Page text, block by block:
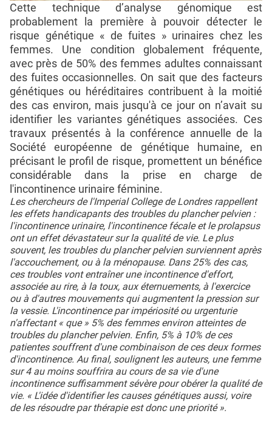
Cette technique d’analyse génomique est
probablement la première à pouvoir détecter le
risque génétique « de fuites » urinaires chez les
femmes. Une condition globalement fréquente,
avec près de 50% des femmes adultes connaissant
des fuites occasionnelles. On sait que des facteurs
génétiques ou héréditaires contribuent à la moitié
des cas environ, mais jusqu'à ce jour on n’avait su
identifier les variantes génétiques associées. Ces
travaux présentés à la conférence annuelle de la
Société européenne de génétique humaine, en
précisant le profil de risque, promettent un bénéfice
considérable dans la prise en charge de
l'incontinence urinaire féminine.
Les chercheurs de l'Imperial College de Londres rappellent
les effets handicapants des troubles du plancher pelvien :
l'incontinence urinaire, l'incontinence fécale et le prolapsus
ont un effet dévastateur sur la qualité de vie. Le plus
souvent, les troubles du plancher pelvien surviennent après
l'accouchement, ou à la ménopause. Dans 25% des cas,
ces troubles vont entraîner une incontinence d'effort,
associée au rire, à la toux, aux éternuements, à l'exercice
ou à d'autres mouvements qui augmentent la pression sur
la vessie. L'incontinence par impériosité ou urgenturie
n'affectant « que » 5% des femmes environ atteintes de
troubles du plancher pelvien. Enfin, 5% à 10% de ces
patientes souffrent d'une combinaison de ces deux formes
d'incontinence. Au final, soulignent les auteurs, une femme
sur 4 au moins souffrira au cours de sa vie d'une
incontinence suffisamment sévère pour obérer la qualité de
vie. « L'idée d'identifier les causes génétiques aussi, voire
de les résoudre par thérapie est donc une priorité ».